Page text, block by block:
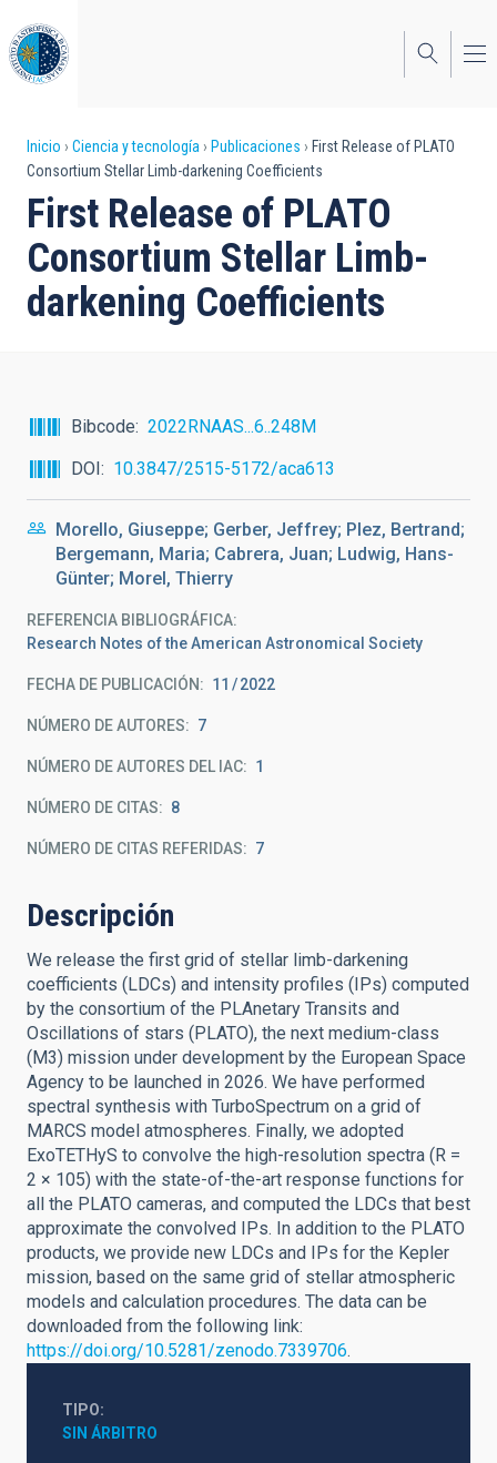
al
contenido
principal
Sobrescribir
enlaces
de
ayuda
a
Inicio Ciencia y tecnología Publicaciones
First Release of PLATO
Consortium Stellar Limb-darkening Coefficients
First Release of PLATO
Consortium Stellar Limb-
darkening Coefficients
Bibcode
2022RNAAS...6..248M
DOI
10.3847/2515-5172/aca613
Morello, Giuseppe; Gerber, Jeffrey; Plez, Bertrand;
Bergemann, Maria; Cabrera, Juan; Ludwig, Hans-
Günter; Morel, Thierry
REFERENCIA BIBLIOGRÁFICA
Research Notes of the American Astronomical Society
FECHA DE PUBLICACIÓN: 11 2022
NÚMERO DE AUTORES 7
NÚMERO DE AUTORES DEL IAC 1
NÚMERO DE CITAS 8
NÚMERO DE CITAS REFERIDAS 7
Descripción
We release the first grid of stellar limb-darkening
coefficients (LDCs) and intensity profiles (IPs) computed
by the consortium of the PLAnetary Transits and
Oscillations of stars (PLATO), the next medium-class
(M3) mission under development by the European Space
Agency to be launched in 2026. We have performed
spectral synthesis with TurboSpectrum on a grid of
MARCS model atmospheres. Finally, we adopted
ExoTETHyS to convolve the high-resolution spectra (R =
2 × 105) with the state-of-the-art response functions for
all the PLATO cameras, and computed the LDCs that best
approximate the convolved IPs. In addition to the PLATO
products, we provide new LDCs and IPs for the Kepler
mission, based on the same grid of stellar atmospheric
models and calculation procedures. The data can be
downloaded from the following link:
https://doi.org/10.5281/zenodo.7339706.
TIPO
SIN ÁRBITRO